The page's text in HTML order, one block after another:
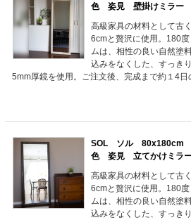
色 姿見 壁掛けミラー
高級家具の材料として古
6cmと贅沢に使用。180
ムは、相性の良い自然塗
込みをなくした、すっき
5mm厚鏡を使用。ご注文後、完成まで約１4日
SOL ソル 80x180cm
色 姿見 立てかけミラ
高級家具の材料として古
6cmと贅沢に使用。180
ムは、相性の良い自然塗
込みをなくした、すっき